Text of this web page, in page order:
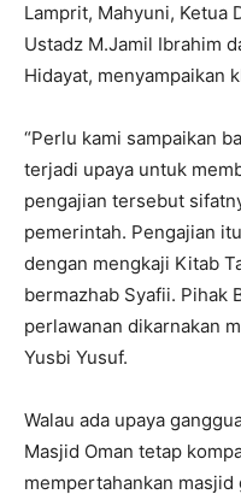
Lamprit, Mahyuni, Ketua
Ustadz M.Jamil Ibrahim
Hidayat, menyampaikan
“Perlu kami sampaikan
terjadi upaya untuk
pengajian tersebut
pemerintah. Pengajian
dengan mengkaji Kitab
bermazhab Syafii. Pihak
perlawanan dikarnakan
Yusbi Yusuf.
Walau ada upaya
Masjid Oman tetap
mempertahankan masjid